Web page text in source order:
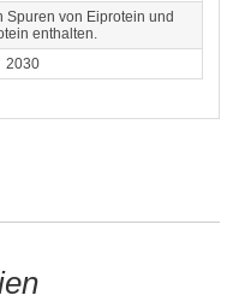
Spuren von Eiprotein und
enthalten.
2030